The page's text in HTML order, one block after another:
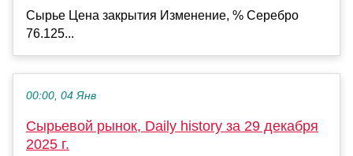
Сырье Цена закрытия Изменение, % Серебро
76.125...
00:00, 04 Янв
Сырьевой рынок, Daily history за 29 декабря
2025 г.